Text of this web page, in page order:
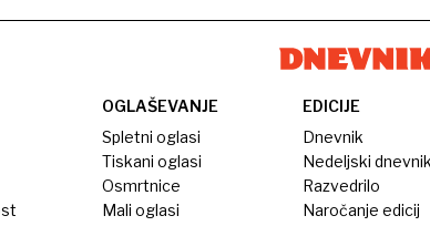
OGLAŠEVANJE
Spletni oglasi
Tiskani oglasi
Osmrtnice
Mali oglasi
EDICIJE
Dnevnik
Nedeljski dnevnik
Razvedrilo
Naročanje edicij